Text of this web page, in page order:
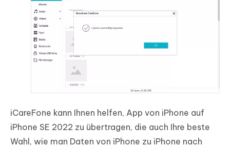
iCareFone kann Ihnen helfen, App von iPhone auf
iPhone SE 2022 zu übertragen, die auch Ihre beste
Wahl, wie man Daten von iPhone zu iPhone nach